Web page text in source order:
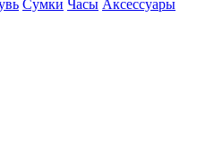
Сумки Часы Аксессуары